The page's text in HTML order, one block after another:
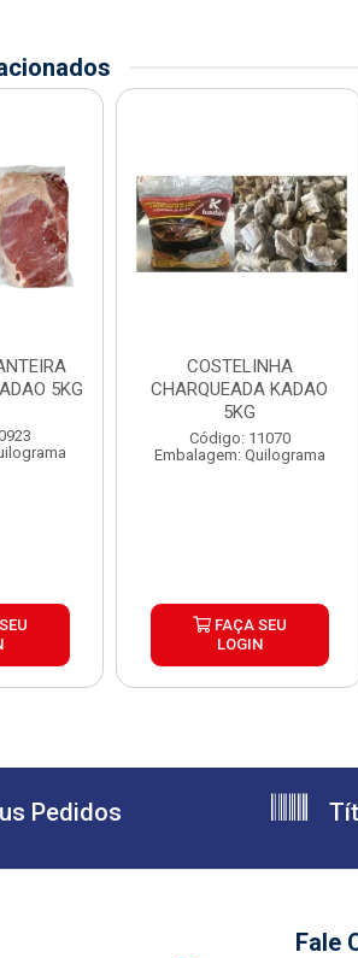
5KG
COSTELINHA
CHARQUEADA KADAO
5KG
Código: 11070
Embalagem: Quilograma
FAÇA SEU
LOGIN
Pedidos
Fale